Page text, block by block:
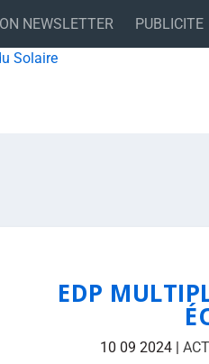
NEWSLETTER PUBLICITE
EDP
10 09 2024|